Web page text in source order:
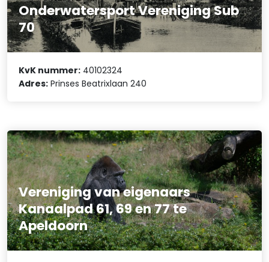
Onderwatersport Vereniging Sub
70
KvK nummer: 40102324
Adres: Prinses Beatrixlaan 240
Vereniging van eigenaars
Kanaalpad 61, 69 en 77 te
Apeldoorn